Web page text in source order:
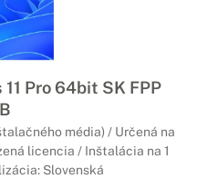
Pro 64bit SK FPP
média) / Určená na
licencia / Inštalácia na 1
Slovenská